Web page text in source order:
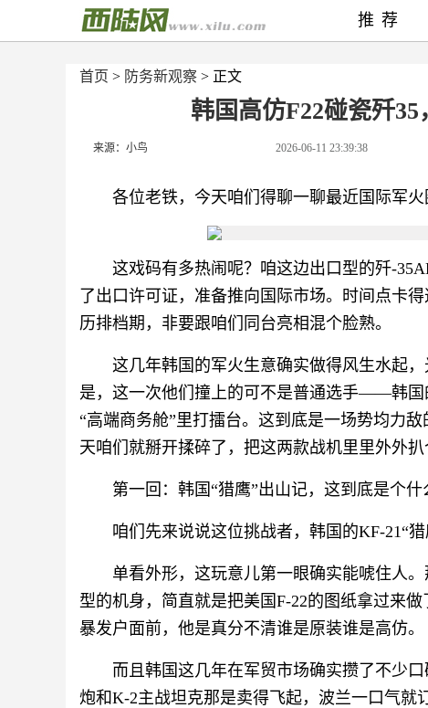
首页 > 防务新观察 > 正文
韩国高仿F22碰瓷歼35
来源：小鸟 2026-06-11 23:39:38
各位老铁，今天咱们得聊一聊最近国际军火
这戏码有多热闹呢？咱这边出口型的歼-
了出口许可证，准备推向国际市场。时间点卡
历排档期，非要跟咱们同台亮相混个脸熟。
这几年韩国的军火生意确实做得风生水起
是，这一次他们撞上的可不是普通选手——韩国
“高端商务舱”里打擂台。这到底是一场势均力
天咱们就掰开揉碎了，把这两款战机里里外外扒
第一回：韩国“猎鹰”出山记，这到底是个什
咱们先来说说这位挑战者，韩国的KF-21“猎
单看外形，这玩意儿第一眼确实能唬住人
型的机身，简直就是把美国F-22的图纸拿过来
暴发户面前，他是真分不清谁是原装谁是高仿。
而且韩国这几年在军贸市场确实攒了不少
炮和K-2主战坦克那是卖得飞起，波兰一口气就
推荐